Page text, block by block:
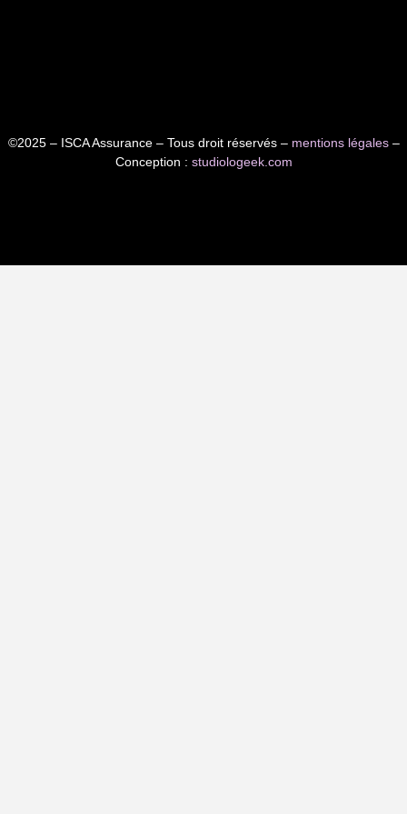
©2025 – ISCA Assurance – Tous droit réservés – mentions légales–
Conception : studiologeek.com